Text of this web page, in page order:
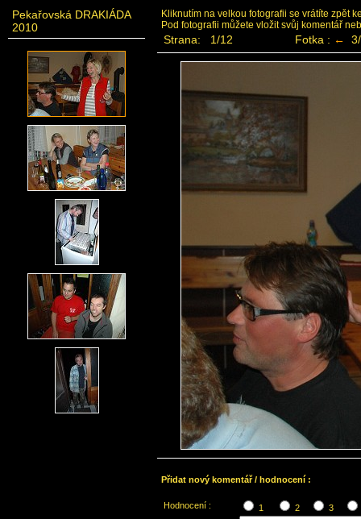
Pekařovská DRAKIÁDA
2010
Kliknutím na velkou fotografii se vrátíte zpět
Pod fotografii můžete vložit svůj komentář
Strana: 1/12 Fotka : ←
Přidat nový komentář / hodnocení :
Hodnocení : 1 2 3